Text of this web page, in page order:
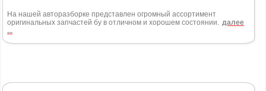
На нашей авторазборке представлен огромный ассортимент
оригинальных запчастей бу в отличном и хорошем состоянии. далее
...